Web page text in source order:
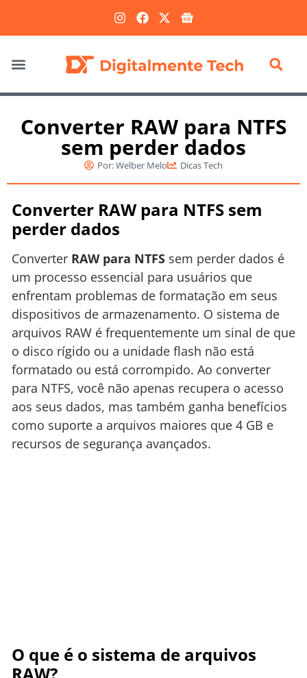
Converter RAW para NTFS
sem perder dados
Por:Welber Melo Dicas Tech
Converter RAW para NTFS sem
perder dados
Converter RAW para NTFS sem perder dados é
um processo essencial para usuários que
enfrentam problemas de formatação em seus
dispositivos de armazenamento. O sistema de
arquivos RAW é frequentemente um sinal de que
o disco rígido ou a unidade flash não está
formatado ou está corrompido. Ao converter
para NTFS, você não apenas recupera o acesso
aos seus dados, mas também ganha benefícios
como suporte a arquivos maiores que 4 GB e
recursos de segurança avançados.
O que é o sistema de arquivos
RAW?